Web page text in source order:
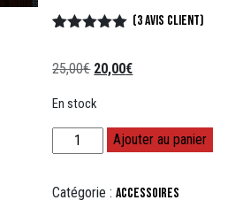
basé sur
client
(3avis client)
25,00€ Le
initial
était :
25,00€.
20,00€Le
est :
20,00€.
En stock
quantité
de
MIXTE
Ajouter au panier
Catégorie :Accessoires